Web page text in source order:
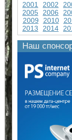
2001 2002
2005
2006
2009
2010
2013
2014
Наш